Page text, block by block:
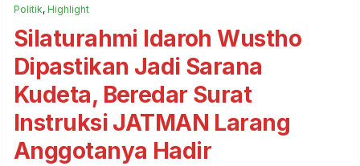
Politik, Highlight
Silaturahmi Idaroh Wustho
Dipastikan Jadi Sarana
Kudeta, Beredar Surat
Instruksi JATMAN Larang
Anggotanya Hadir